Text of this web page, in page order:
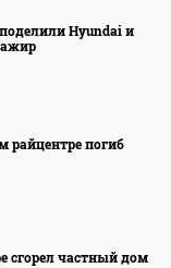
Hyundai и
райцентре погиб
сгорел частный дом